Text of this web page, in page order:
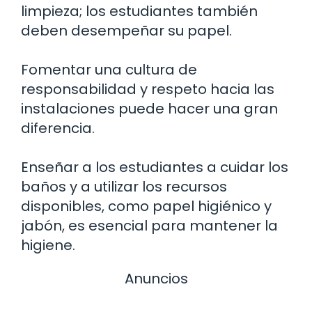
limpieza; los estudiantes también
deben desempeñar su papel.
Fomentar una cultura de
responsabilidad y respeto hacia las
instalaciones puede hacer una gran
diferencia.
Enseñar a los estudiantes a cuidar los
baños y a utilizar los recursos
disponibles, como papel higiénico y
jabón, es esencial para mantener la
higiene.
Anuncios